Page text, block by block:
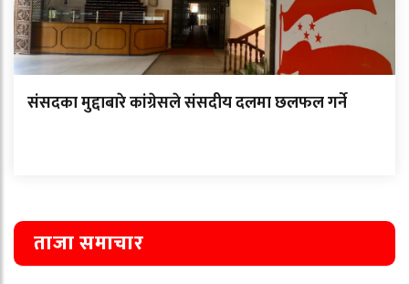
संसदका मुद्दाबारे कांग्रेसले संसदीय दलमा छलफल गर्ने
ताजा समाचार